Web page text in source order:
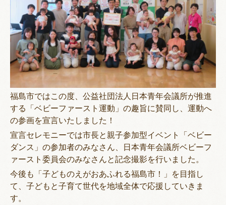
福島市ではこの度、公益社団法人日本青年会議所が推進
する「ベビーファースト運動」の趣旨に賛同し、運動へ
の参画を宣言いたしました！
宣言セレモニーでは市長と親子参加型イベント「ベビー
ダンス」の参加者のみなさん、日本青年会議所ベビーフ
ァースト委員会のみなさんと記念撮影を行いました。
今後も「子どものえがおあふれる福島市！」を目指し
て、子どもと子育て世代を地域全体で応援していきま
す。